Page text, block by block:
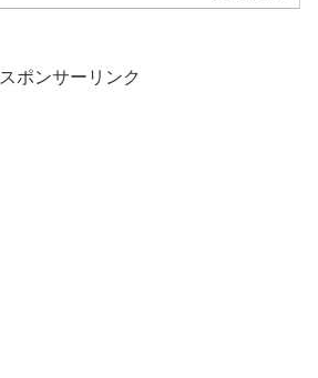
スポンサーリンク